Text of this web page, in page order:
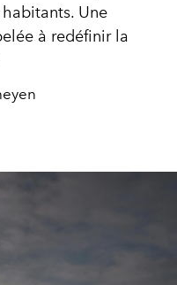
Une
à redéfinir la